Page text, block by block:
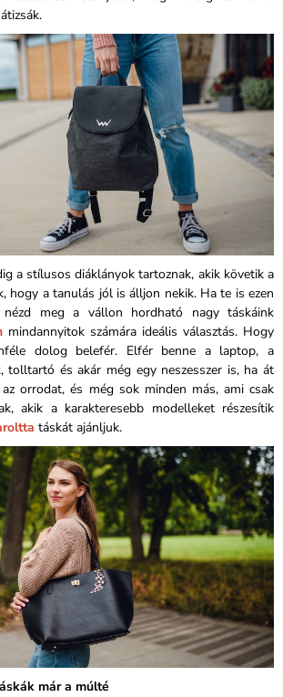
a stílusos diáklányok tartoznak, akik követik a
hogy a tanulás jól is álljon nekik. Ha te is ezen
nézd meg a vállon hordható nagy táskáink
mindannyitok számára ideális választás. Hogy
dolog belefér. Elfér benne a laptop, a
tolltartó és akár még egy neszesszer is, ha át
orrodat, és még sok minden más, ami csak
akik a karakteresebb modelleket részesítik
táskát ajánljuk.
már a múlté